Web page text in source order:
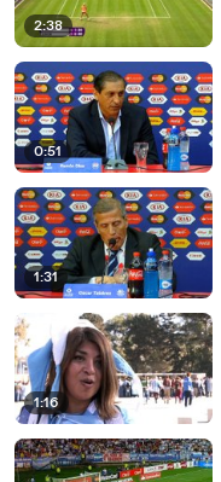
2:38
0:51
1:31
1:16